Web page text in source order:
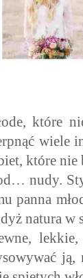
które
wiele
które nie
nudy.
panna
natura w
lekkie,